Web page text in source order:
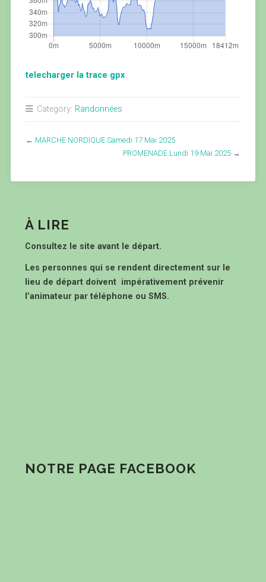
telecharger la trace gpx
Category: Randonnées
← MARCHE NORDIQUE Samedi 17 Mai 2025
PROMENADE Lundi 19 Mai 2025 →
À LIRE
Consultez le site avant le départ.
Les personnes qui se rendent directement sur le
lieu de départ doivent impérativement prévenir
l’animateur par téléphone ou SMS.
NOTRE PAGE FACEBOOK